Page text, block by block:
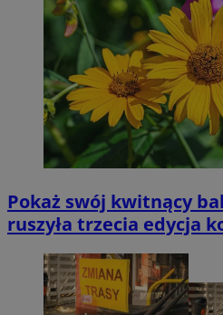
Pokaż swój kwitnący
ruszyła trzecia edycja